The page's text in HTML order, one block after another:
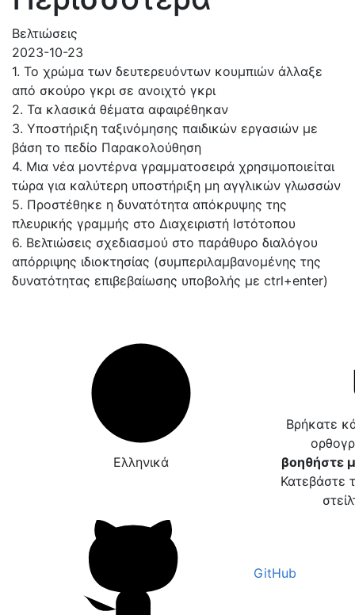
Βελτιώσεις
2023-10-23
1. Το χρώμα των δευτερευόντων κουμπιών άλλαξε
από σκούρο γκρι σε ανοιχτό γκρι
2. Τα κλασικά θέματα αφαιρέθηκαν
3. Υποστήριξη ταξινόμησης παιδικών εργασιών με
βάση το πεδίο Παρακολούθηση
4. Μια νέα μοντέρνα γραμματοσειρά χρησιμοποιείται
τώρα για καλύτερη υποστήριξη μη αγγλικών γλωσσών
5. Προστέθηκε η δυνατότητα απόκρυψης της
πλευρικής γραμμής στο Διαχειριστή Ιστότοπου
6. Βελτιώσεις σχεδιασμού στο παράθυρο διαλόγου
απόρριψης ιδιοκτησίας (συμπεριλαμβανομένης της
δυνατότητας επιβεβαίωσης υποβολής με ctrl+enter)
Ελληνικά
Βρήκατε
βοηθήστε
Κατεβάστε
GitHub